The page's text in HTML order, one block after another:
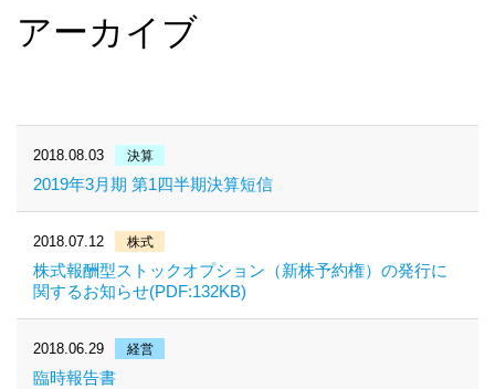
アーカイブ
2018.08.03 決算
2019年3月期 第1四半期決算短信
2018.07.12 株式
株式報酬型ストックオプション（新株予約権）の発行に
関するお知らせ(PDF:132KB)
2018.06.29 経営
臨時報告書